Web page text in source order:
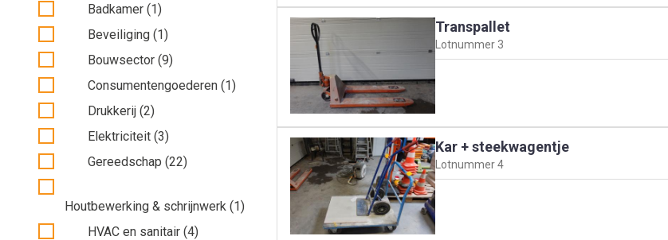
Badkamer (1)
Beveiliging (1)
Bouwsector (9)
Consumentengoederen (1)
Drukkerij (2)
Elektriciteit (3)
Gereedschap (22)
Houtbewerking & schrijnwerk (1)
HVAC en sanitair (4)
Transpallet
Lotnummer 3
Kar + steekwagentje
Lotnummer4